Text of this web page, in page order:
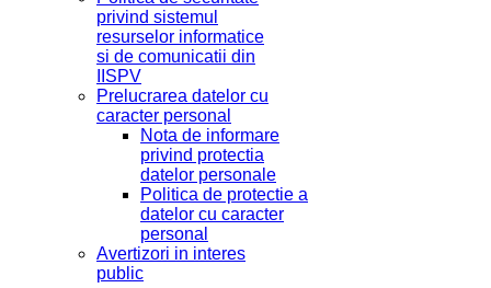
privind sistemul
resurselor informatice
si de comunicatii din
IISPV
Prelucrarea datelor cu
caracter personal
Nota de informare
privind protectia
datelor personale
Politica de protectie a
datelor cu caracter
personal
Avertizori in interes
public